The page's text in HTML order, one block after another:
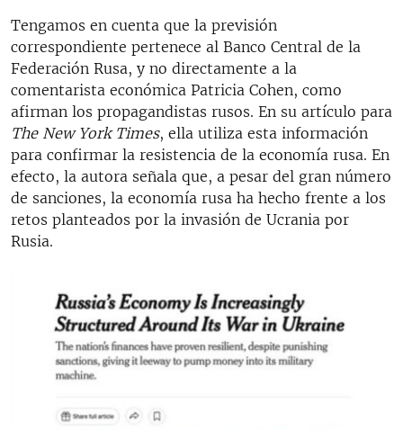
Tengamos en cuenta que la previsión
correspondiente pertenece al Banco Central de la
Federación Rusa, y no directamente a la
comentarista económica Patricia Cohen, como
afirman los propagandistas rusos. En su artículo para
The New York Times, ella utiliza esta información
para confirmar la resistencia de la economía rusa. En
efecto, la autora señala que, a pesar del gran número
de sanciones, la economía rusa ha hecho frente a los
retos planteados por la invasión de Ucrania por
Rusia.